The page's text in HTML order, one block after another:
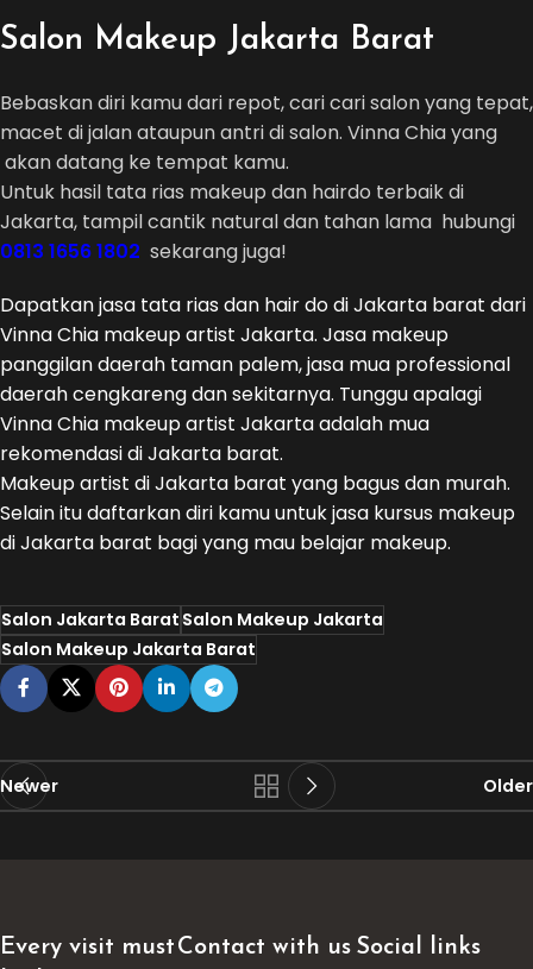
Salon Makeup Jakarta Barat
Bebaskan diri kamu dari repot, cari cari salon yang tepat,
macet di jalan ataupun antri di salon. Vinna Chia yang
akan datang ke tempat kamu.
Untuk hasil tata rias makeup dan hairdo terbaik di
Jakarta, tampil cantik natural dan tahan lama hubungi
0813 1656 1802 sekarang juga!
Dapatkan jasa tata rias dan hair do di Jakarta barat dari
Vinna Chia makeup artist Jakarta. Jasa makeup
panggilan daerah taman palem, jasa mua professional
daerah cengkareng dan sekitarnya. Tunggu apalagi
Vinna Chia makeup artist Jakarta adalah mua
rekomendasi di Jakarta barat.
Makeup artist di Jakarta barat yang bagus dan murah.
Selain itu daftarkan diri kamu untuk jasa kursus makeup
di Jakarta barat bagi yang mau belajar makeup.
Salon Jakarta BaratSalon Makeup Jakarta
Salon Makeup Jakarta Barat
Newer Older
Every visit must Contact with us Social links